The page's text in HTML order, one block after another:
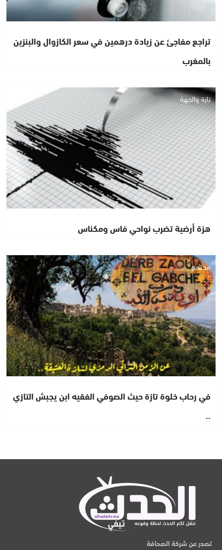
تراجع مفاجئ عن زيادة درهمين في سعر الكازوال والبنزين
بالمغرب
تازة والجهة
هزة أرضية تضرب نواحي فاس ومكناس
مجتمع
في رحاب خلوة تازة حيث الصوفي الفقيه ابن يجبش التازي
..
تصدر عن شركة الصحافة